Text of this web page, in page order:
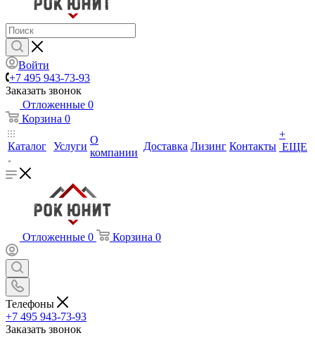
Войти
+7 495 943-73-93
Заказать звонок
Отложенные 0
Корзина 0
Каталог Услуги
О
компании
Доставка Лизинг Контакты
+
ЕЩЕ
Отложенные 0 Корзина 0
Телефоны
+7 495 943-73-93
Заказать звонок